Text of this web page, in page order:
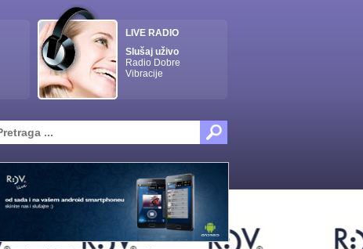
LIVE RADIO
Slušaj uživo
Radio Dobre
Vibracije